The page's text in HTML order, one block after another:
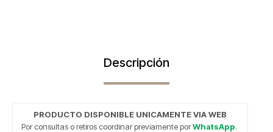
Descripción
PRODUCTO DISPONIBLE UNICAMENTE VIA WEB
Por consultas o retiros coordinar previamente porWhatsApp.